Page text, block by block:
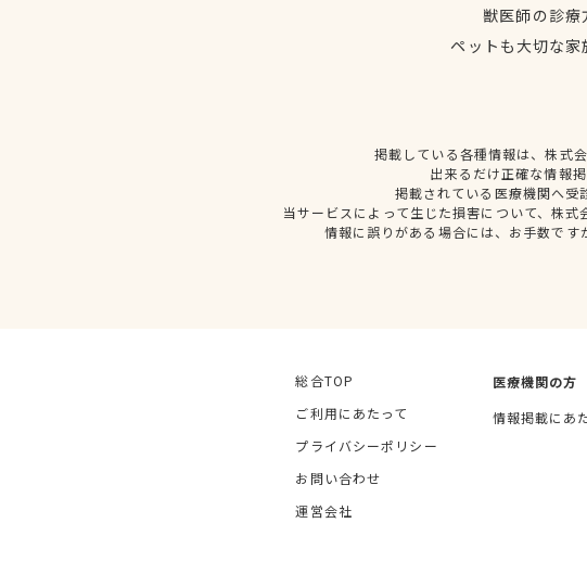
獣医師の診
ペットも大切な
掲載している各種情報は、株式
出来るだけ正確な情報
掲載されている医療機関へ
当サービスによって生じた損害について、株
情報に誤りがある場合には、お手数で
総合TOP
ご利用にあたって
プライバシーポリシー
お問い合わせ
運営会社
医療機関の方
情報掲載にあ